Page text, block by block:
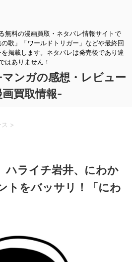
無料の漫画買取・ネタバレ情報サイトで
歌」「ワールドトリガー」などや最終回
掲載します。ネタバレは発売後であり違
はありません！
ンガの感想・レビュー
買取情報-
>
ハライチ岩井、にわか
トをバッサリ！「にわ